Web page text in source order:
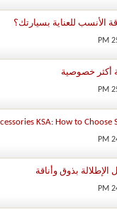
الأنسب للعناية بسيارتك؟
أكثر خصوصية
KSA: How to Choose
بذوق وأناقة